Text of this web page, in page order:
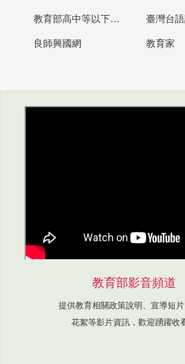
教育部高中等以下學校及幼兒園教師資格檢定考試
良師興國網
教育家
教育部影音頻道
提供教育相關政策說明、宣導短
花絮等影片資訊，歡迎踴躍收